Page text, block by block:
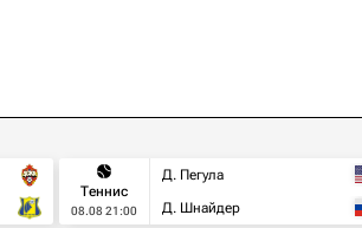
Теннис
08.08 21:00
Д. Пегула
Д. Шнайдер